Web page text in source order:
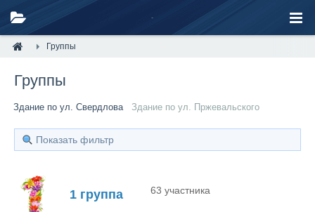
Группы
Группы
Здание по ул. Свердлова Здание по ул. Пржевальского
Показать фильтр
1 группа 63 участника